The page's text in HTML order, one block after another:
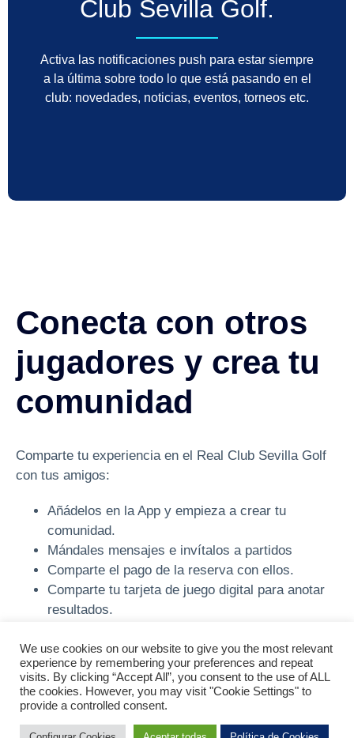
Club Sevilla Golf.
Activa las notificaciones push para estar siempre
a la última sobre todo lo que está pasando en el
club: novedades, noticias, eventos, torneos etc.
Conecta con otros
jugadores y crea tu
comunidad
Comparte tu experiencia en el Real Club Sevilla Golf
con tus amigos:
Añádelos en la App y empieza a crear tu
comunidad.
Mándales mensajes e invítalos a partidos
Comparte el pago de la reserva con ellos.
Comparte tu tarjeta de juego digital para anotar
resultados.
We use cookies on our website to give you the most relevant
experience by remembering your preferences and repeat
visits. By clicking “Accept All”, you consent to the use of ALL
the cookies. However, you may visit "Cookie Settings" to
provide a controlled consent.